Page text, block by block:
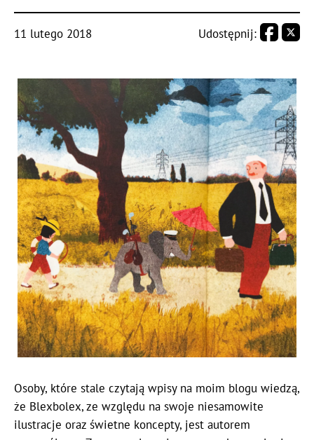
11 lutego 2018 Udostępnij:
Osoby, które stale czytają wpisy na moim blogu wiedzą,
że Blexbolex, ze względu na swoje niesamowite
ilustracje oraz świetne koncepty, jest autorem